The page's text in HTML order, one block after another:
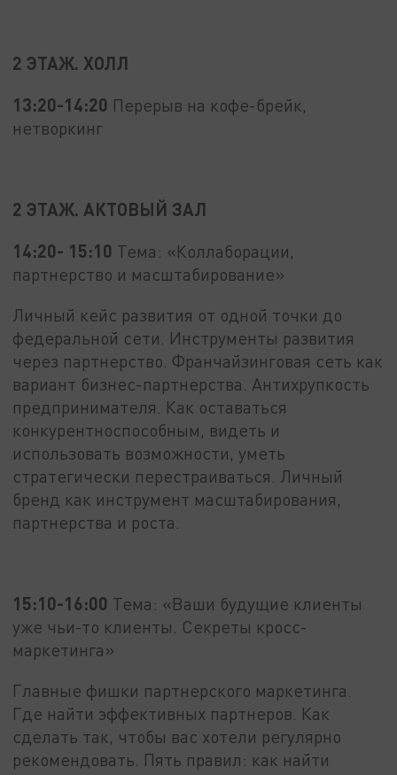
2 ЭТАЖ. ХОЛЛ
13:20-14:20 Перерыв на кофе-брейк,
нетворкинг
2 ЭТАЖ. АКТОВЫЙ ЗАЛ
14:20- 15:10 Тема: «Коллаборации,
партнерство и масштабирование»
Личный кейс развития от одной точки до
федеральной сети. Инструменты развития
через партнерство. Франчайзинговая сеть как
вариант бизнес-партнерства. Антихрупкость
предпринимателя. Как оставаться
конкурентноспособным, видеть и
использовать возможности, уметь
стратегически перестраиваться. Личный
бренд как инструмент масштабирования,
партнерства и роста.
15:10-16:00 Тема: «Ваши будущие клиенты
уже чьи-то клиенты. Секреты кросс-
маркетинга»
Главные фишки партнерского маркетинга.
Где найти эффективных партнеров. Как
сделать так, чтобы вас хотели регулярно
рекомендовать. Пять правил: как найти